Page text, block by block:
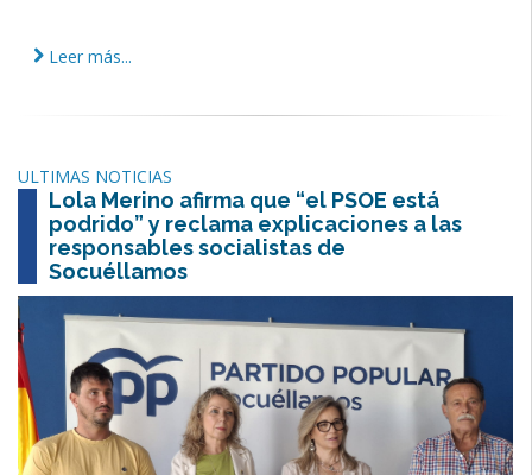
Leer más...
ULTIMAS NOTICIAS
Lola Merino afirma que “el PSOE está
podrido” y reclama explicaciones a las
responsables socialistas de
Socuéllamos